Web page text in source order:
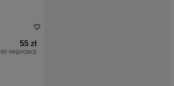
55 zł
do negocjacji